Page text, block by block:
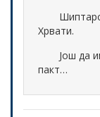
Хрвати.
Још да
пакт…